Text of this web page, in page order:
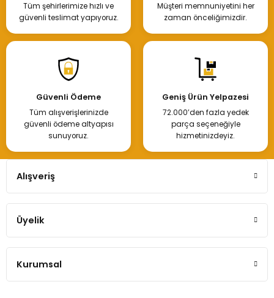
Hemen İncele
Megane Clio Kangoo Debriyaj Fren Lastiği
20,00 TL
Hemen İncele
Debriyaj Fren Pedal Lastiği Renault Clio Kangoo Megane
Tüm şehirlerimize hızlı ve
güvenli teslimat yapıyoruz.
Müşteri memnuniyetini her
zaman önceliğimizdir.
Güvenli Ödeme
Tüm alışverişlerinizde
güvenli ödeme altyapısı
sunuyoruz.
Geniş Ürün Yelpazesi
72.000’den fazla yedek
parça seçeneğiyle
hizmetinizdeyiz.
Alışveriş
Üyelik
Kurumsal